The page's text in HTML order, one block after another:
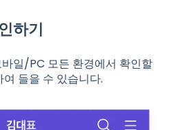
하기
일/PC 모든 환경에서 확인할
들을 수 있습니다.